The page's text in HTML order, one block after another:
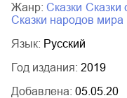
Жанр:
сказки
сказки народов мира
Язык: Русский
Год издания: 2019
Добавлена: 05.05.20